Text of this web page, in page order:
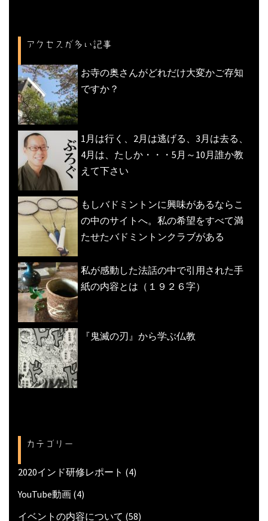
アクセスが多い記事
お寺の奥さんがどれだけ大変かご存知
ですか？
1月は行く、2月は逃げる、3月は去る、
4月は、たしか・・・5月～10月誰か教
えて下さい
もしバドミントンに興味があるならこ
の中のサイトへ。私の希望をすべて満
たせたバドミントンクラブがある
私が感動した法話の中で引用された手
紙の内容とは（１９２６字）
『鬼滅の刃』から学ぶ仏教
カテゴリー
2020インド研修レポート (4)
YouTube動画 (4)
イベントの内容について (58)